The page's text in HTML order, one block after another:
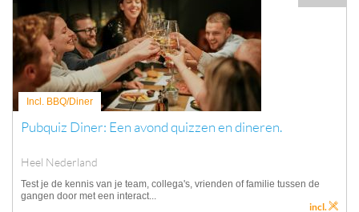
Incl. BBQ/Diner
Pubquiz Diner: Een avond quizzen en dineren.
Heel Nederland
Test je de kennis van je team, collega's, vrienden of familie tussen de
gangen door met een interact...
incl.